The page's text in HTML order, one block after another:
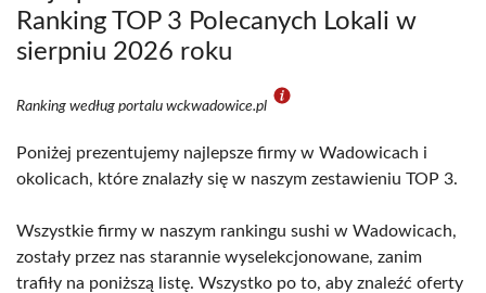
Ranking TOP 3 Polecanych Lokali w
sierpniu 2026 roku
Ranking według portalu wckwadowice.pl
Poniżej prezentujemy najlepsze firmy w Wadowicach i
okolicach, które znalazły się w naszym zestawieniu TOP 3.
Wszystkie firmy w naszym rankingu sushi w Wadowicach,
zostały przez nas starannie wyselekcjonowane, zanim
trafiły na poniższą listę. Wszystko po to, aby znaleźć oferty